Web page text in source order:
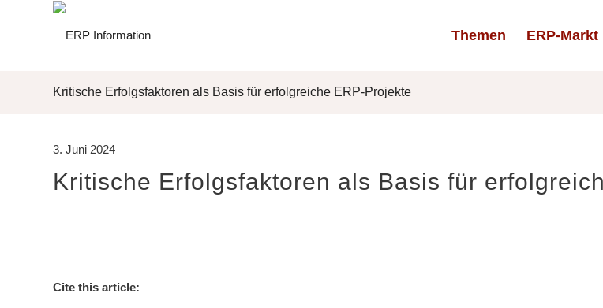
Themen ERP-Markt
Kritische Erfolgsfaktoren als Basis für erfolgreiche ERP-Projekte
3. Juni 2024
Kritische Erfolgsfaktoren als Basis für
Cite this article: